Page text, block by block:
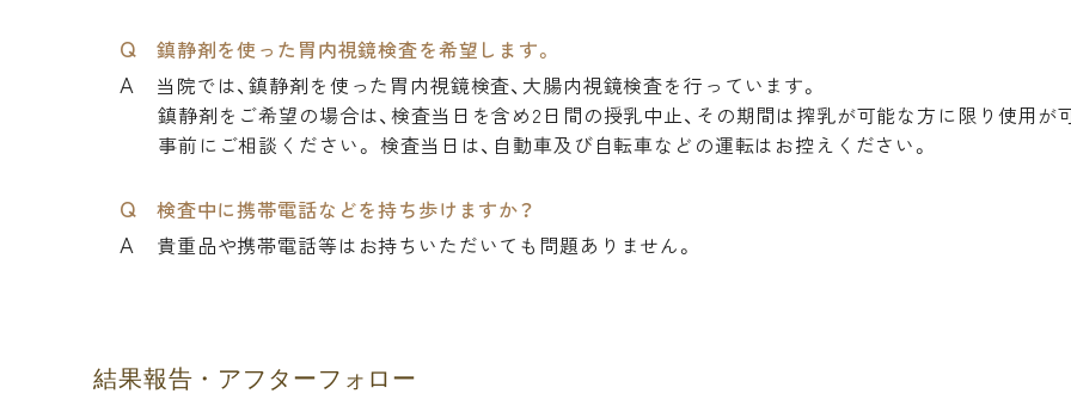
鎮静剤を使った胃内視鏡検査を希望します。
当院では、鎮静剤を使った胃内視鏡検査、大腸内視鏡検査を行っています。
鎮静剤をご希望の場合は、検査当日を含め2日間の授乳中止、その期間は搾乳が可能な方に限り使用が
事前にご相談ください。 検査当日は、自動車及び自転車などの運転はお控えください。
検査中に携帯電話などを持ち歩けますか？
貴重品や携帯電話等はお持ちいただいても問題ありません。
結果報告・アフターフォロー